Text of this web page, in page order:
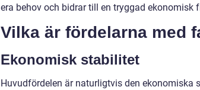
era behov och bidrar till en tryggad ekonomisk
Vilka är fördelarna med
Ekonomisk stabilitet
Huvudfördelen är naturligtvis den ekonomiska